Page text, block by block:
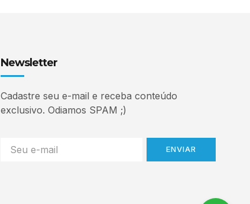
Newsletter
Cadastre seu e-mail e receba conteúdo
exclusivo. Odiamos SPAM ;)
ENVIAR